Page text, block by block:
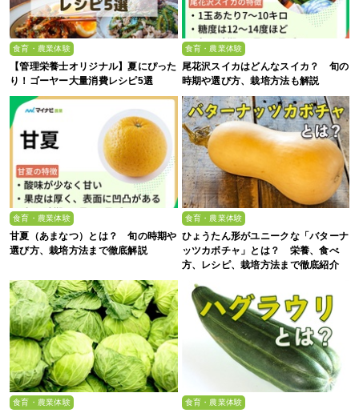
食育・農業体験
【管理栄養士オリジナル】夏にぴった
り！ゴーヤー大量消費レシピ5選
食育・農業体験
尾花沢スイカはどんなスイカ？ 旬の
時期や選び方、栽培方法も解説
食育・農業体験
甘夏（あまなつ）とは？ 旬の時期や
選び方、栽培方法まで徹底解説
食育・農業体験
ひょうたん形がユニークな「バターナ
ッツカボチャ」とは？ 栄養、食べ
方、レシピ、栽培方法まで徹底紹介
食育・農業体験 食育・農業体験